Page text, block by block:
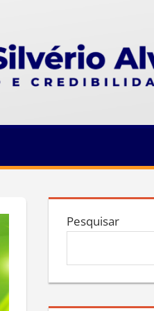
Pesquisar